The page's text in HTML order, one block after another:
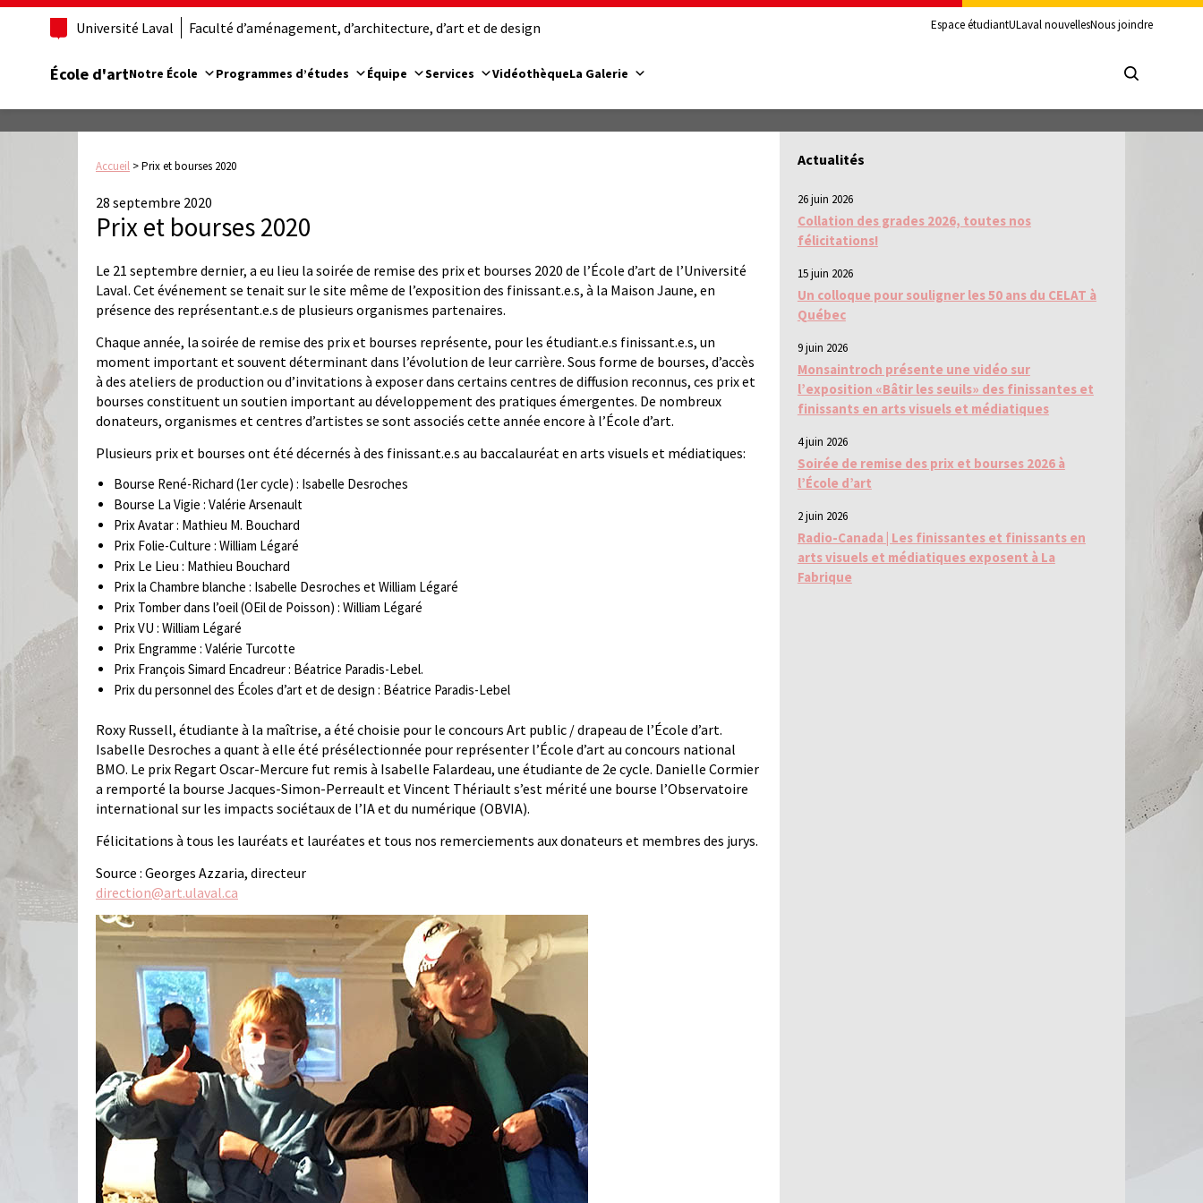
Université Laval Faculté d’aménagement, d’architecture, d’art et de design Espace étudiantULaval nouvellesNous joindre
École d'artNotre École Programmes d’études Équipe Services VidéothèqueLa Galerie
Accueil >Prix et bourses 2020
28 septembre 2020
Prix et bourses 2020
Le 21 septembre dernier, a eu lieu la soirée de remise des prix et bourses 2020 de l’École d’art de l’Université
Laval. Cet événement se tenait sur le site même de l’exposition des finissant.e.s, à la Maison Jaune, en
présence des représentant.e.s de plusieurs organismes partenaires.
Chaque année, la soirée de remise des prix et bourses représente, pour les étudiant.e.s finissant.e.s, un
moment important et souvent déterminant dans l’évolution de leur carrière. Sous forme de bourses, d’accès
à des ateliers de production ou d’invitations à exposer dans certains centres de diffusion reconnus, ces prix et
bourses constituent un soutien important au développement des pratiques émergentes. De nombreux
donateurs, organismes et centres d’artistes se sont associés cette année encore à l’École d’art.
Plusieurs prix et bourses ont été décernés à des finissant.e.s au baccalauréat en arts visuels et médiatiques:
Bourse René-Richard (1er cycle) : Isabelle Desroches
Bourse La Vigie : Valérie Arsenault
Prix Avatar : Mathieu M. Bouchard
Prix Folie-Culture : William Légaré
Prix Le Lieu : Mathieu Bouchard
Prix la Chambre blanche : Isabelle Desroches et William Légaré
Prix Tomber dans l’oeil (OEil de Poisson) : William Légaré
Prix VU : William Légaré
Prix Engramme : Valérie Turcotte
Prix François Simard Encadreur : Béatrice Paradis-Lebel.
Prix du personnel des Écoles d’art et de design : Béatrice Paradis-Lebel
Roxy Russell, étudiante à la maîtrise, a été choisie pour le concours Art public / drapeau de l’École d’art.
Isabelle Desroches a quant à elle été présélectionnée pour représenter l’École d’art au concours national
BMO. Le prix Regart Oscar-Mercure fut remis à Isabelle Falardeau, une étudiante de 2e cycle. Danielle Cormier
a remporté la bourse Jacques-Simon-Perreault et Vincent Thériault s’est mérité une bourse l’Observatoire
international sur les impacts sociétaux de l’IA et du numérique (OBVIA).
Félicitations à tous les lauréats et lauréates et tous nos remerciements aux donateurs et membres des jurys.
Source : Georges Azzaria, directeur
direction@art.ulaval.ca
Actualités
26 juin 2026
Collation des grades 2026, toutes nos
félicitations!
15 juin 2026
Un colloque pour souligner les 50 ans du CELAT à
Québec
9 juin 2026
Monsaintroch présente une vidéo sur
l’exposition «Bâtir les seuils» des finissantes et
finissants en arts visuels et médiatiques
4 juin 2026
Soirée de remise des prix et bourses 2026 à
l’École d’art
2 juin 2026
Radio-Canada | Les finissantes et finissants en
arts visuels et médiatiques exposent à La
Fabrique